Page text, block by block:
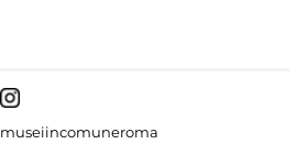
museiincomuneroma